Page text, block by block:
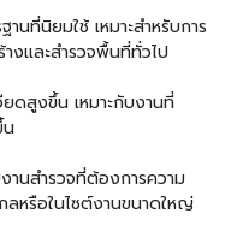
านที่นิยมใช้ เหมาะสำหรับการ
งและสำรวจพื้นที่ทั่วไป
ยดสูงขึ้น เหมาะกับงานที่
น
งานสำรวจที่ต้องการความ
ลหรือในไซต์งานขนาดใหญ่